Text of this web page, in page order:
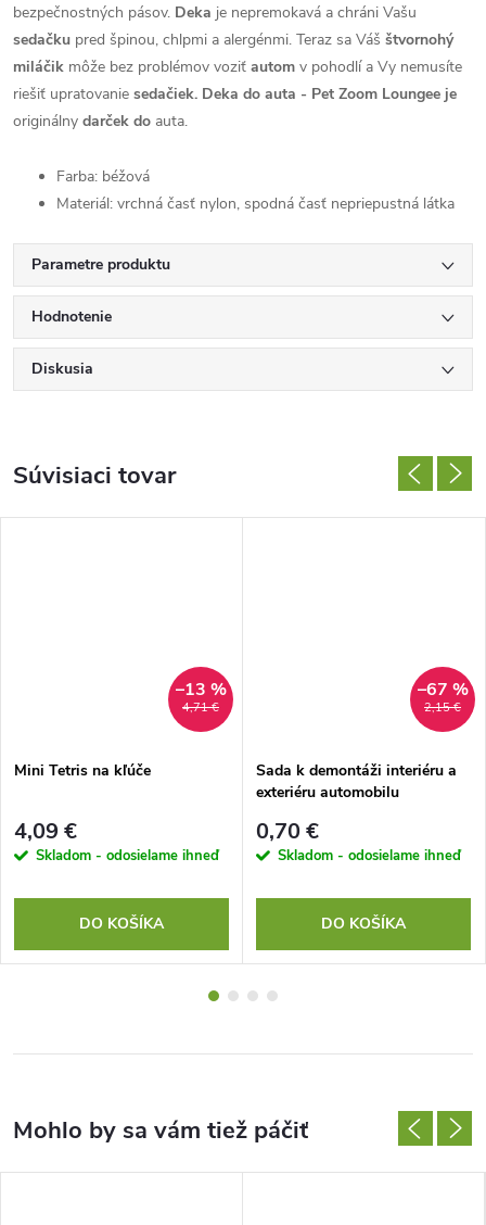
bezpečnostných pásov. Deka je nepremokavá a chráni Vašu
sedačku pred špinou, chlpmi a alergénmi. Teraz sa Váš štvornohý
miláčik môže bez problémov voziť autom v pohodlí a Vy nemusíte
riešiť upratovanie sedačiek. Deka do auta - Pet Zoom Loungee je
originálny darček do auta.
Farba: béžová
Materiál: vrchná časť nylon, spodná časť nepriepustná látka
Parametre produktu
Hodnotenie
Diskusia
Súvisiaci tovar
4,71 €
–13 %
Mini Tetris na kľúče
4,09 €
Skladom - odosielame ihneď
DO KOŠÍKA
2,15 €
–67 %
Sada k demontáži interiéru a
exteriéru automobilu
0,70 €
Skladom - odosielame ihneď
DO KOŠÍKA